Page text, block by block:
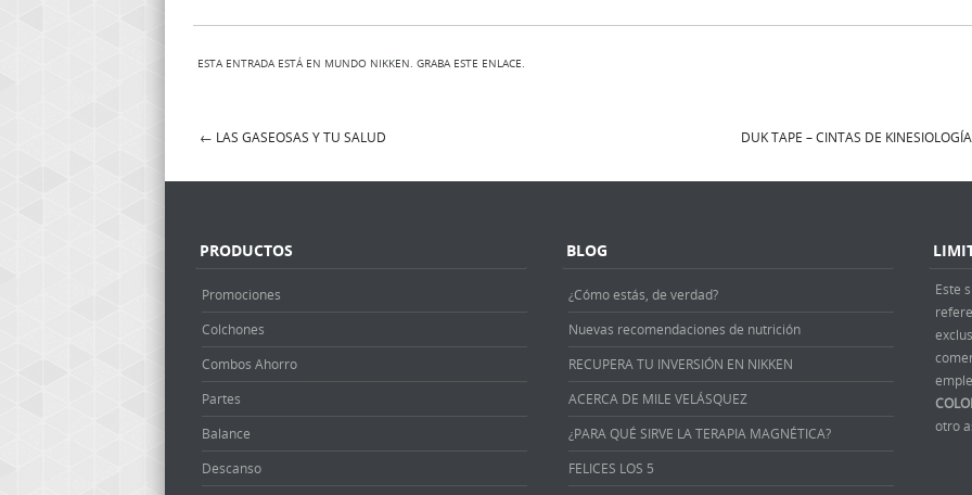
ESTA ENTRADA ESTÁ EN MUNDO NIKKEN. GRABA ESTE ENLACE.
Post navigation
← LAS GASEOSAS Y TU SALUD DUK TAPE – CINTAS DE
PRODUCTOS
Promociones
Colchones
Combos Ahorro
Partes
Balance
Descanso
BLOG
¿Cómo estás, de verdad?
Nuevas recomendaciones de nutrición
RECUPERA TU INVERSIÓN EN NIKKEN
ACERCA DE MILE VELÁSQUEZ
¿PARA QUÉ SIRVE LA TERAPIA MAGNÉTICA?
FELICES LOS 5
Este
otro